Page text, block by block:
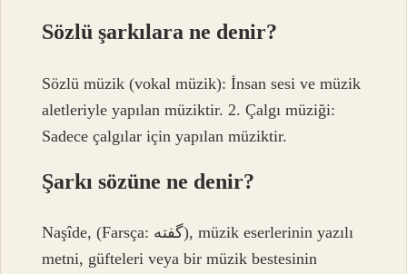
Sözlü şarkılara ne denir?
Sözlü müzik (vokal müzik): İnsan sesi ve müzik
aletleriyle yapılan müziktir. 2. Çalgı müziği:
Sadece çalgılar için yapılan müziktir.
Şarkı sözüne ne denir?
Naşîde, (Farsça: گفته), müzik eserlerinin yazılı
metni, güfteleri veya bir müzik bestesinin